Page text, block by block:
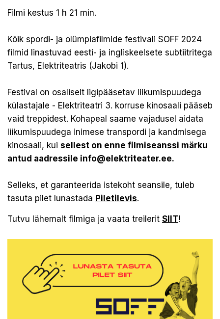
Filmi kestus 1 h 21 min.
Kõik spordi- ja olümpiafilmide festivali SOFF 2024
filmid linastuvad eesti- ja ingliskeelsete subtiitritega
Tartus, Elektriteatris (Jakobi 1).
Festival on osaliselt ligipääsetav liikumispuudega
külastajale - Elektriteatri 3. korruse kinosaali pääseb
vaid treppidest. Kohapeal saame vajadusel aidata
liikumispuudega inimese transpordi ja kandmisega
kinosaali, kui sellest on enne filmiseanssi märku
antud aadressile info@elektriteater.ee.
Selleks, et garanteerida istekoht seansile, tuleb
tasuta pilet lunastada Piletilevis.
Tutvu lähemalt filmiga ja vaata treilerit SIIT!